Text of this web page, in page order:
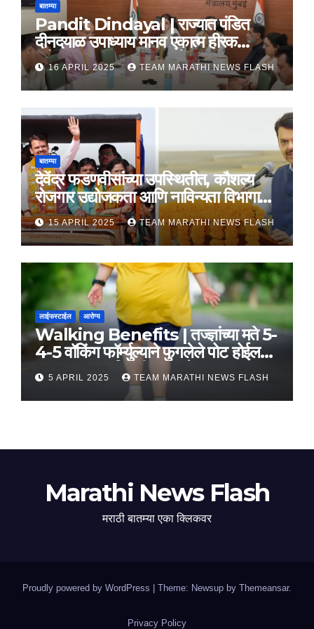
बातम्या
Pandit Dindayal | राज्यात पंडित
दीनदयाळ उपाध्याय मानव एकात्म हीरक
महोत्सव, 22-25 दरम्यान होणार साजरा
16 APRIL 2025 TEAM MARATHI NEWS FLASH
बातम्या
देवेंद्र फडणवीसांच्या उपस्थितीत, कौशल्य
रोजगार उद्योजकता आणि नाविन्यता विभागाचे
तीन सामंजस्य करार
15 APRIL 2025 TEAM MARATHI NEWS FLASH
लाईफस्टाईल आरोग्य
Walking Benefits | तज्ज्ञांच्या मते 5-
4-5 वॉकिंग फॉर्म्युल्याने फुगलेले पोट होईल
लवकर सपाट, मिळतील फायदे
5 APRIL 2025 TEAM MARATHI NEWS FLASH
Marathi News Flash
मराठी बातम्या एका क्लिकवर
Proudly powered by WordPress | Theme: Newsup by Themeansar.
Privacy Policy